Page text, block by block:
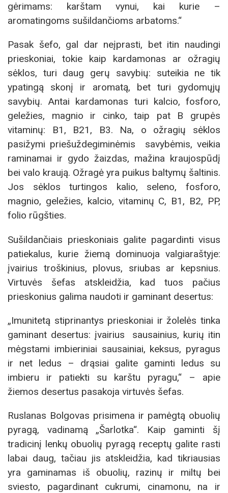
gėrimams: karštam vynui, kai kurie –
aromatingoms sušildančioms arbatoms.“
Pasak šefo, gal dar neįprasti, bet itin naudingi
prieskoniai, tokie kaip kardamonas ar ožragių
sėklos, turi daug gerų savybių: suteikia ne tik
ypatingą skonį ir aromatą, bet turi gydomųjų
savybių. Antai kardamonas turi kalcio, fosforo,
geležies, magnio ir cinko, taip pat B grupės
vitaminų: B1, B21, B3. Na, o ožragių sėklos
pasižymi priešuždegiminėmis savybėmis, veikia
raminamai ir gydo žaizdas, mažina kraujospūdį
bei valo kraują. Ožragė yra puikus baltymų šaltinis.
Jos sėklos turtingos kalio, seleno, fosforo,
magnio, geležies, kalcio, vitaminų C, B1, B2, PP,
folio rūgšties.
Sušildančiais prieskoniais galite pagardinti visus
patiekalus, kurie žiemą dominuoja valgiaraštyje:
įvairius troškinius, plovus, sriubas ar kepsnius.
Virtuvės šefas atskleidžia, kad tuos pačius
prieskonius galima naudoti ir gaminant desertus:
„Imunitetą stiprinantys prieskoniai ir žolelės tinka
gaminant desertus: įvairius sausainius, kurių itin
mėgstami imbieriniai sausainiai, keksus, pyragus
ir net ledus – drąsiai galite gaminti ledus su
imbieru ir patiekti su karštu pyragu,“ – apie
žiemos desertus pasakoja virtuvės šefas.
Ruslanas Bolgovas prisimena ir pamėgtą obuolių
pyragą, vadinamą „Šarlotka“. Kaip gaminti šį
tradicinį lenkų obuolių pyragą receptų galite rasti
labai daug, tačiau jis atskleidžia, kad tikriausias
yra gaminamas iš obuolių, razinų ir miltų bei
sviesto, pagardinant cukrumi, cinamonu, na ir